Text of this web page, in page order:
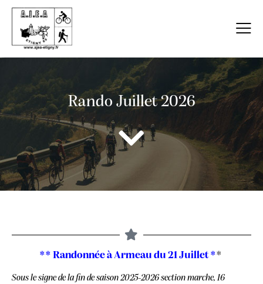
Rando Juillet 2026
** Randonnée à Armeau du 21 Juillet **
Sous le signe de la fin de saison 2025-2026 section marche, 16